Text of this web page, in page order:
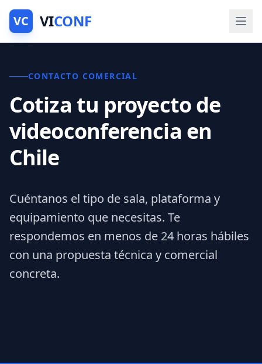
VC VICONF
CONTACTO COMERCIAL
Cotiza tu proyecto de
videoconferencia en
Chile
Cuéntanos el tipo de sala, plataforma y
equipamiento que necesitas. Te
respondemos en menos de 24 horas hábiles
con una propuesta técnica y comercial
concreta.